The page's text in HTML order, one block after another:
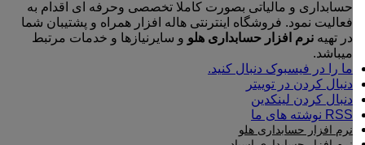
حسابداری و مالیاتی بصورت کاملا تخصصی وحرفه ای اقدام به
فعالیت نمود. فروشگاه اینترنتی هاله افزار همراه و پشتیبان شما
در تهیه نرم افزار حسابداری هلو و سایرنیازها و خدمات مرتبط
میباشد.
ما را در فیسبوک دنبال کنید.
دنبال کردن در توییتر
دنبال کردن لینکدین
RSS نوشته های ما
نرم افزار حسابداری هلو